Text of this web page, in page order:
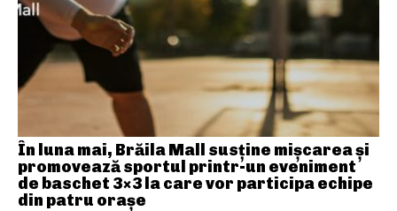
În luna mai, Brăila Mall susține mişcarea și
promovează sportul printr-un eveniment
de baschet 3×3 la care vor participa echipe
din patru orașe